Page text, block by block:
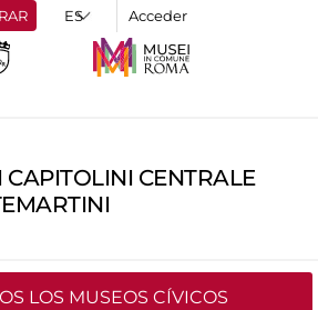
Acceder
CAPITOLINI CENTRALE
LOS MUSEOS CÍVICOS